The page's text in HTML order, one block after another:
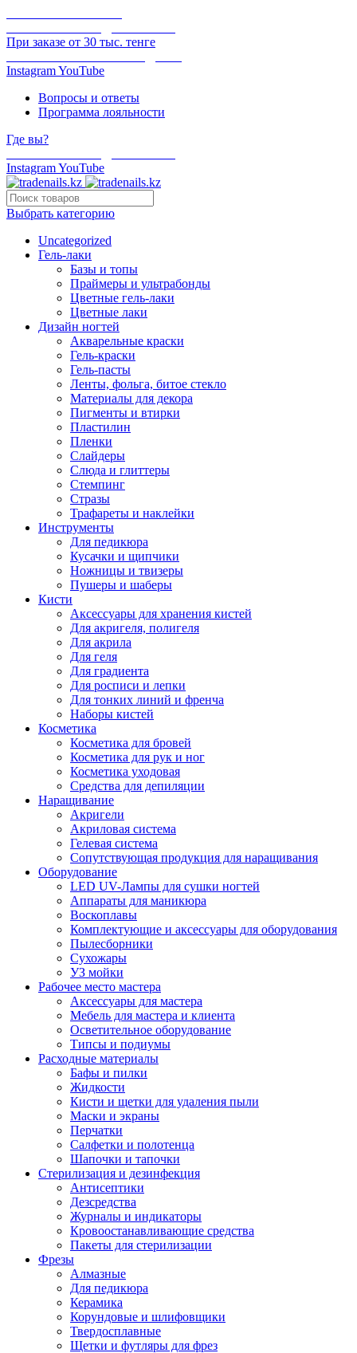
При заказе от 30 тыс. тенге
InstagramYouTube
Вопросы и ответы
Программа лояльности
Где вы?
InstagramYouTube
Выбрать категорию
Uncategorized
Гель-лаки
Базы и топы
Праймеры и ультрабонды
Цветные гель-лаки
Цветные лаки
Дизайн ногтей
Акварельные краски
Гель-краски
Гель-пасты
Ленты, фольга, битое стекло
Материалы для декора
Пигменты и втирки
Пластилин
Пленки
Слайдеры
Слюда и глиттеры
Стемпинг
Стразы
Трафареты и наклейки
Инструменты
Для педикюра
Кусачки и щипчики
Ножницы и твизеры
Пушеры и шаберы
Кисти
Аксессуары для хранения кистей
Для акригеля, полигеля
Для акрила
Для геля
Для градиента
Для росписи и лепки
Для тонких линий и френча
Наборы кистей
Косметика
Косметика для бровей
Косметика для рук и ног
Косметика уходовая
Средства для депиляции
Наращивание
Акригели
Акриловая система
Гелевая система
Сопутствующая продукция для наращивания
Оборудование
LED UV-Лампы для сушки ногтей
Аппараты для маникюра
Воскоплавы
Комплектующие и аксессуары для оборудования
Пылесборники
Сухожары
УЗ мойки
Рабочее место мастера
Аксессуары для мастера
Мебель для мастера и клиента
Осветительное оборудование
Типсы и подиумы
Расходные материалы
Бафы и пилки
Жидкости
Кисти и щетки для удаления пыли
Маски и экраны
Перчатки
Салфетки и полотенца
Шапочки и тапочки
Стерилизация и дезинфекция
Антисептики
Дезсредства
Журналы и индикаторы
Кровоостанавливающие средства
Пакеты для стерилизации
Фрезы
Алмазные
Для педикюра
Керамика
Корундовые и шлифовщики
Твердосплавные
Щетки и футляры для фрез